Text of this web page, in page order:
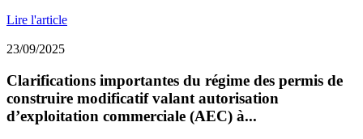
Lire l'article
23/09/2025
Clarifications importantes du régime des permis de
construire modificatif valant autorisation
d’exploitation commerciale (AEC) à...